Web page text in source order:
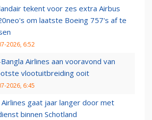
tekent voor zes extra Airbus
om laatste Boeing 757's af te
2026, 6:52
Bangla Airlines aan vooravond van
vlootuitbreiding ooit
2026, 6:45
Airlines gaat jaar langer door met
binnen Schotland